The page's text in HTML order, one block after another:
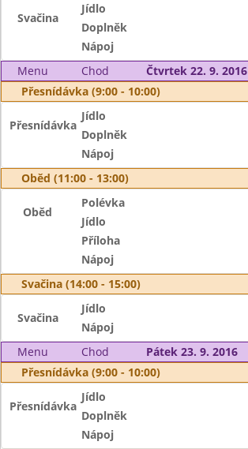
Svačina
Jídlo
Doplněk
Nápoj
Menu
Chod
Čtvrtek 22. 9. 2016
Přesnídávka (9:00 - 10:00)
Přesnídávka
Jídlo
Doplněk
Nápoj
Oběd (11:00 - 13:00)
Oběd
Polévka
Jídlo
Příloha
Nápoj
Svačina (14:00 - 15:00)
Svačina
Jídlo
Nápoj
Menu
Chod
Pátek 23. 9. 2016
Přesnídávka (9:00 - 10:00)
Přesnídávka
Jídlo
Doplněk
Nápoj